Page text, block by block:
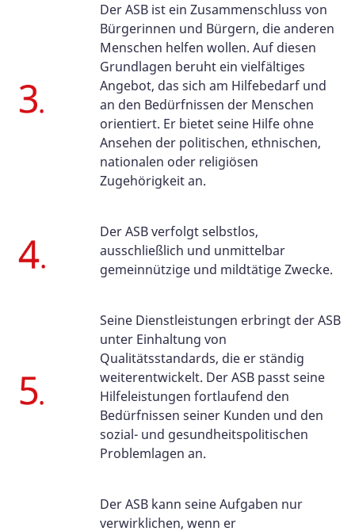
Der ASB ist ein Zusammenschluss von
Bürgerinnen und Bürgern, die anderen
Menschen helfen wollen. Auf diesen
Grundlagen beruht ein vielfältiges
Angebot, das sich am Hilfebedarf und
an den Bedürfnissen der Menschen
orientiert. Er bietet seine Hilfe ohne
Ansehen der politischen, ethnischen,
nationalen oder religiösen
Zugehörigkeit an.
Der ASB verfolgt selbstlos,
ausschließlich und unmittelbar
gemeinnützige und mildtätige Zwecke.
Seine Dienstleistungen erbringt der ASB
unter Einhaltung von
Qualitätsstandards, die er ständig
weiterentwickelt. Der ASB passt seine
Hilfeleistungen fortlaufend den
Bedürfnissen seiner Kunden und den
sozial- und gesundheitspolitischen
Problemlagen an.
Der ASB kann seine Aufgaben nur
verwirklichen, wenn er